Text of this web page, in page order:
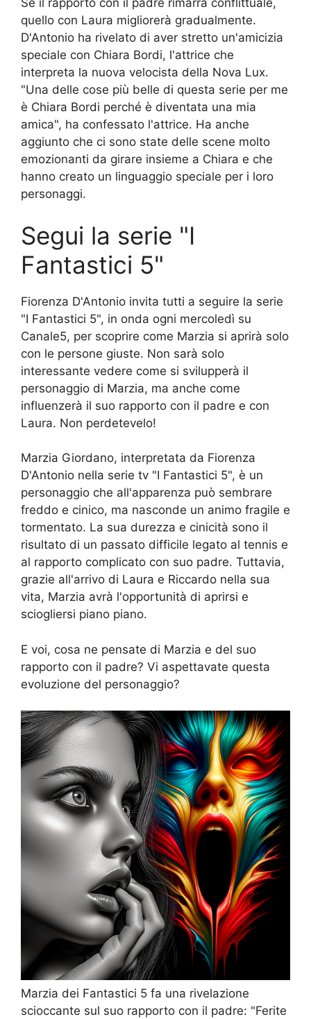
Se il rapporto con il padre rimarrà conflittuale,
quello con Laura migliorerà gradualmente.
D'Antonio ha rivelato di aver stretto un'amicizia
speciale con Chiara Bordi, l'attrice che
interpreta la nuova velocista della Nova Lux.
"Una delle cose più belle di questa serie per me
è Chiara Bordi perché è diventata una mia
amica", ha confessato l'attrice. Ha anche
aggiunto che ci sono state delle scene molto
emozionanti da girare insieme a Chiara e che
hanno creato un linguaggio speciale per i loro
personaggi.
Segui la serie "I
Fantastici 5"
Fiorenza D'Antonio invita tutti a seguire la serie
"I Fantastici 5", in onda ogni mercoledì su
Canale5, per scoprire come Marzia si aprirà solo
con le persone giuste. Non sarà solo
interessante vedere come si svilupperà il
personaggio di Marzia, ma anche come
influenzerà il suo rapporto con il padre e con
Laura. Non perdetevelo!
Marzia Giordano, interpretata da Fiorenza
D'Antonio nella serie tv "I Fantastici 5", è un
personaggio che all'apparenza può sembrare
freddo e cinico, ma nasconde un animo fragile e
tormentato. La sua durezza e cinicità sono il
risultato di un passato difficile legato al tennis e
al rapporto complicato con suo padre. Tuttavia,
grazie all'arrivo di Laura e Riccardo nella sua
vita, Marzia avrà l'opportunità di aprirsi e
sciogliersi piano piano.
E voi, cosa ne pensate di Marzia e del suo
rapporto con il padre? Vi aspettavate questa
evoluzione del personaggio?
Marzia dei Fantastici 5 fa una rivelazione
scioccante sul suo rapporto con il padre: "Ferite